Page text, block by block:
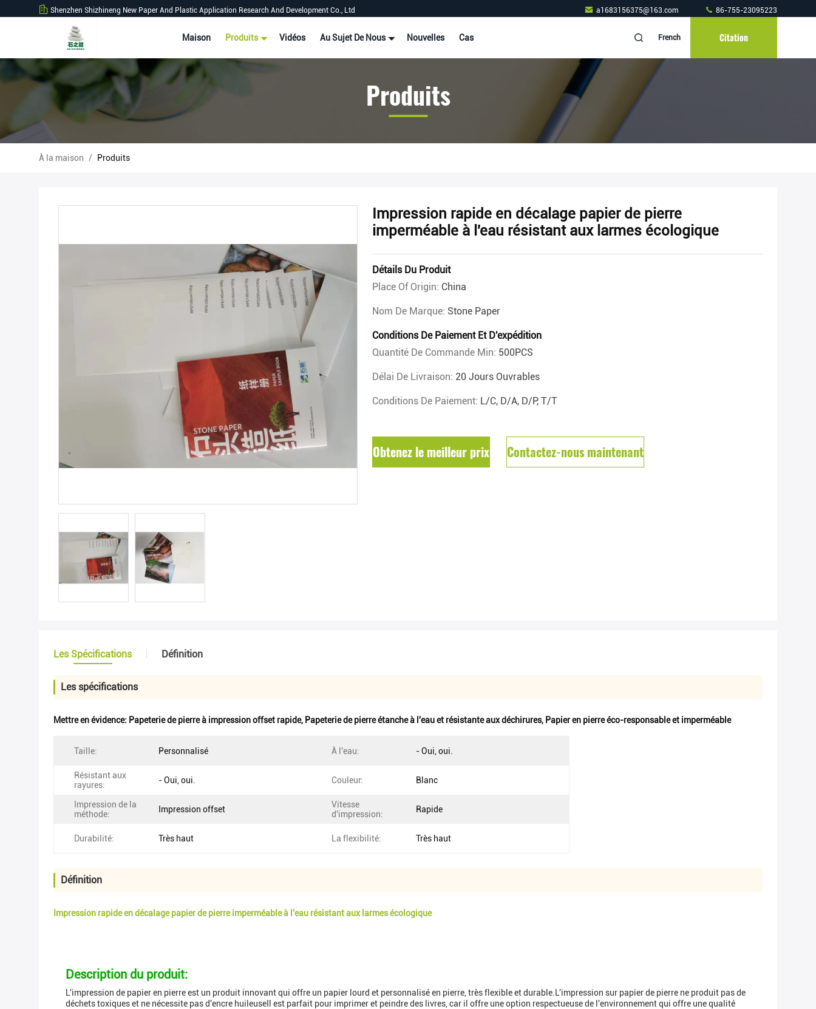
Shenzhen Shizhineng New Paper And Plastic Application Research And Development Co., Ltd a1683156375@163.com 86-755-23095223
Maison Produits Vidéos Au Sujet De Nous Nouvelles Cas French Citation
Produits
À la maison / Produits
Impression rapide en décalage papier de pierre
imperméable à l'eau résistant aux larmes écologique
Détails Du Produit
Place Of Origin: China
Nom De Marque: Stone Paper
Conditions De Paiement Et D'expédition
Quantité De Commande Min: 500PCS
Délai De Livraison: 20 Jours Ouvrables
Conditions De Paiement: L/C, D/A, D/P, T/T
Obtenez le meilleur prix Contactez-nous maintenant
Les Spécifications Définition
Les spécifications
Mettre en évidence: Papeterie de pierre à impression offset rapide, Papeterie de pierre étanche à l'eau et résistante aux déchirures, Papier en pierre éco-responsable et imperméable
Taille: Personnalisé À l'eau: - Oui, oui.
Résistant aux
rayures:
- Oui, oui. Couleur: Blanc
Impression de la
méthode:
Impression offset
Vitesse
d'impression:
Rapide
Durabilité: Très haut La flexibilité: Très haut
Définition
Impression rapide en décalage papier de pierre imperméable à l'eau résistant aux larmes écologique
Description du produit:
L'impression de papier en pierre est un produit innovant qui offre un papier lourd et personnalisé en pierre, très flexible et durable.L'impression sur papier de pierre ne produit pas de
déchets toxiques et ne nécessite pas d'encre huileuseIl est parfait pour imprimer et peindre des livres, car il offre une option respectueuse de l'environnement qui offre une qualité